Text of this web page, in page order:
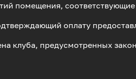
помещения,
оплату
клуба, предусмотренных